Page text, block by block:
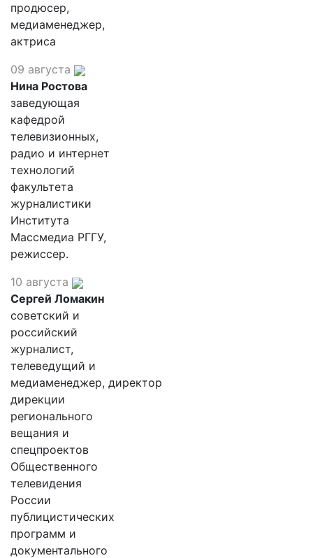
продюсер,
медиаменеджер,
актриса
09 августа
Нина Ростова
заведующая
кафедрой
телевизионных,
радио и интернет
технологий
факультета
журналистики
Института
Массмедиа РГГУ,
режиссер.
10 августа
Сергей Ломакин
советский и
российский
журналист,
телеведущий и
медиаменеджер, директор
дирекции
регионального
вещания и
спецпроектов
Общественного
телевидения
России
публицистических
программ и
документального